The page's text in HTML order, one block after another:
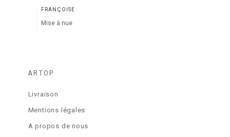
Mise à nue
ARTOP
Livraison
Mentions légales
A propos de nous